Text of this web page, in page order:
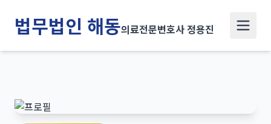
법무법인 해동의료전문변호사 정용진